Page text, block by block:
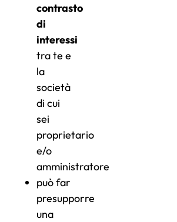
contrasto
di
interessi
tra te e
la
società
di cui
sei
proprietario
e/o
amministratore
può far
presupporre
una